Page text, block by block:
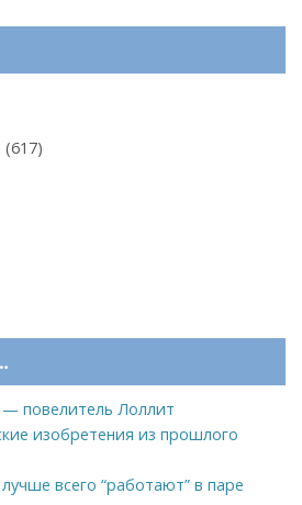
(617)
повелитель Лоллит
изобретения из прошлого
всего “работают” в паре